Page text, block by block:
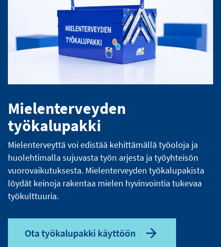
Mielenterveyden
työkalupakki
Mielenterveyttä voi edistää kehittämällä työoloja ja
huolehtimalla sujuvasta työn arjesta ja työyhteisön
vuorovaikutuksesta. Mielenterveyden työkalupakista
löydät keinoja rakentaa mielen hyvinvointia tukevaa
työkulttuuria.
Ota työkalupakki käyttöön